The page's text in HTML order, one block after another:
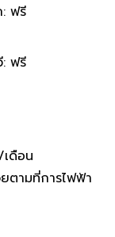
: ฟรี
: ฟรี
ดือน
ตามที่การไฟฟ้า